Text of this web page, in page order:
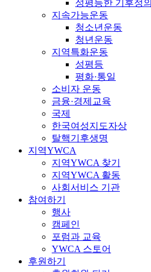
성평등한 기후정의
지속가능운동
청소년운동
청년운동
지역특화운동
성평등
평화·통일
소비자 운동
금융·경제교육
국제
한국여성지도자상
탈핵기후생명
지역YWCA
지역YWCA 찾기
지역YWCA 활동
사회서비스 기관
참여하기
행사
캠페인
포럼과 교육
YWCA 스토어
후원하기